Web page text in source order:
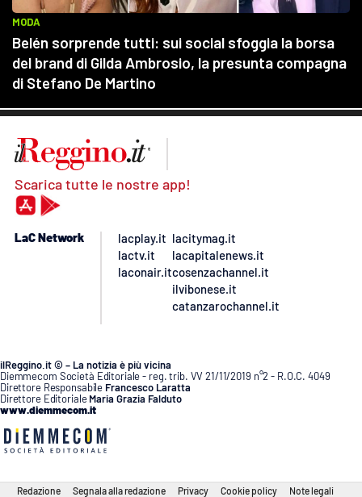
Scarica tutte le nostre app!
LaC Network
lacplay.it
lactv.it
laconair.it
lacitymag.it
lacapitalenews.it
cosenzachannel.it
ilvibonese.it
catanzarochannel.it
ilReggino.it © – La notizia è più vicina
Diemmecom Società Editoriale - reg. trib. VV 21/11/2019 n°2 - R.O.C. 4049
Direttore Responsabile Francesco Laratta
Direttore Editoriale Maria Grazia Falduto
www.diemmecom.it
Redazione Segnala alla redazione Privacy Cookie policy Note legali